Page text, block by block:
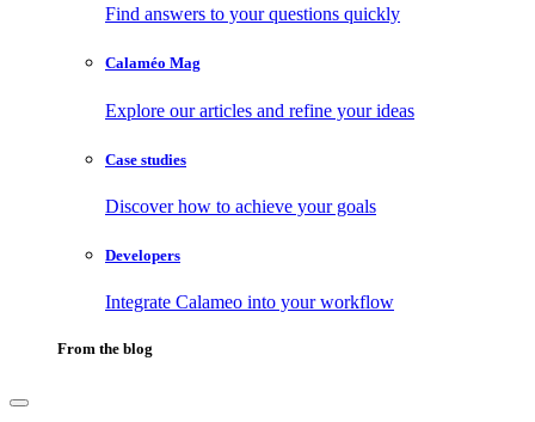
Find answers to your questions quickly
Calaméo Mag
Explore our articles and refine your ideas
Case studies
Discover how to achieve your goals
Developers
Integrate Calameo into your workflow
From the blog